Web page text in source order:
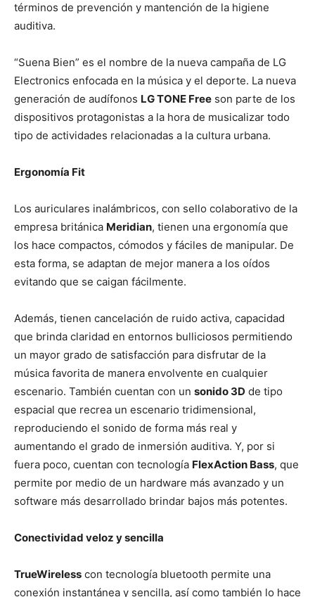
términos de prevención y mantención de la higiene
auditiva.
“Suena Bien” es el nombre de la nueva campaña de LG
Electronics enfocada en la música y el deporte. La nueva
generación de audífonos LG TONE Free son parte de los
dispositivos protagonistas a la hora de musicalizar todo
tipo de actividades relacionadas a la cultura urbana.
Ergonomía Fit
Los auriculares inalámbricos, con sello colaborativo de la
empresa británica Meridian, tienen una ergonomía que
los hace compactos, cómodos y fáciles de manipular. De
esta forma, se adaptan de mejor manera a los oídos
evitando que se caigan fácilmente.
Además, tienen cancelación de ruido activa, capacidad
que brinda claridad en entornos bulliciosos permitiendo
un mayor grado de satisfacción para disfrutar de la
música favorita de manera envolvente en cualquier
escenario. También cuentan con un sonido 3D de tipo
espacial que recrea un escenario tridimensional,
reproduciendo el sonido de forma más real y
aumentando el grado de inmersión auditiva. Y, por si
fuera poco, cuentan con tecnología FlexAction Bass, que
permite por medio de un hardware más avanzado y un
software más desarrollado brindar bajos más potentes.
Conectividad veloz y sencilla
TrueWireless con tecnología bluetooth permite una
conexión instantánea y sencilla, así como también lo hace